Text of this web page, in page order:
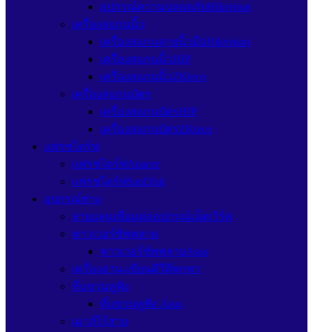
อุปกรณ์ความปลอดภัยHikvision
เครื่องสแกนนิ้ว
เครื่องสแกนลายนิ้วมือHikvision
เครื่องสแกนนิ้วHIP
เครื่องสแกนนิ้วZKteco
เครื่องสแกนบัตร
เครื่องสแกนบัตรHIP
เครื่องสแกนบัตรZKteco
แฟรชไดร์ฟ
แฟรชไดร์ฟApacer
แฟรชไดร์ฟSanDisk
อุปกรณ์ช่าง
สายแลนเชื่อมต่ออุปกรณ์เน็ตเวิร์ค
พาวเวอร์ซัพพลาย
พาวเวอร์ซัพพลายAsus
เครื่องอ่าน-เขียนดีวีดีพกพา
ที่แขวนหูฟัง
ที่แขวนหูฟัง Asus
เมาส์ไร้สาย